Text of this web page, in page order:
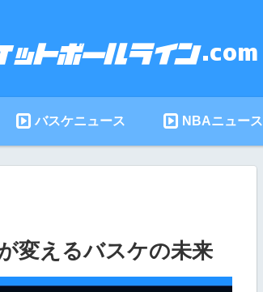
バスケニュース NBAニュース
変えるバスケの未来